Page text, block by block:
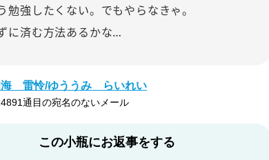
勉強したくない。でもやらなきゃ。
に済む方法あるかな…
海 雷怜/ゆううみ らいれい
通目の宛名のないメール
この小瓶にお返事をする